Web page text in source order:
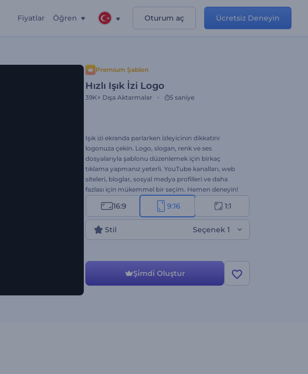
Fiyatlar Öğren Oturum aç Ücretsiz Deneyin
Premium Şablon
Hızlı Işık İzi Logo
39K+ Dışa Aktarmalar 5 saniye
Işık izi ekranda parlarken izleyicinin dikkatini
logonuza çekin. Logo, slogan, renk ve ses
dosyalarıyla şablonu düzenlemek için birkaç
tıklama yapmanız yeterli. YouTube kanalları, web
siteleri, bloglar, sosyal medya profilleri ve daha
fazlası için mükemmel bir seçim. Hemen deneyin!
16:9 9:16 1:1
Stil Seçenek 1
Şi̇mdi̇ Oluştur